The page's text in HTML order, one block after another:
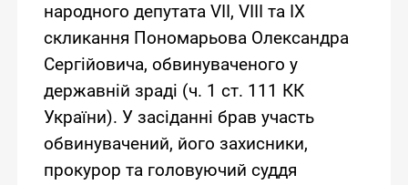
народного депутата VII, VIII та IX
скликання Пономарьова Олександра
Сергійовича, обвинуваченого у
державній зраді (ч. 1 ст. 111 КК
України). У засіданні брав участь
обвинувачений, його захисники,
прокурор та головуючий суддя